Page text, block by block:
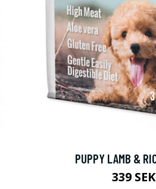
PUPPY LAMB &
339 SEK